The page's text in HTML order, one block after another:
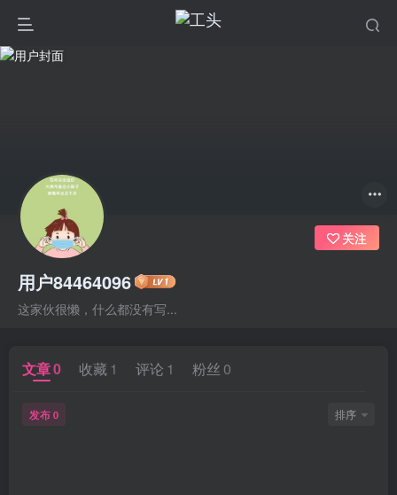
用户84464096
这家伙很懒，什么都没有写...
关注
文章0 收藏 1 评论 1 粉丝 0
发布 0 排序